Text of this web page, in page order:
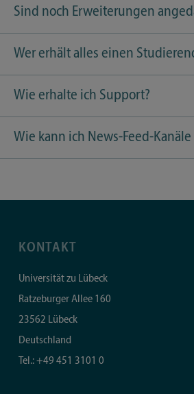
Sind noch Erweiterungen
Wer erhält alles einen
Wie erhalte ich Support?
Wie kann ich News-Feed-
KONTAKT
Universität zu Lübeck
Ratzeburger Allee 160
23562 Lübeck
Deutschland
Tel.:+49 451 3101 0